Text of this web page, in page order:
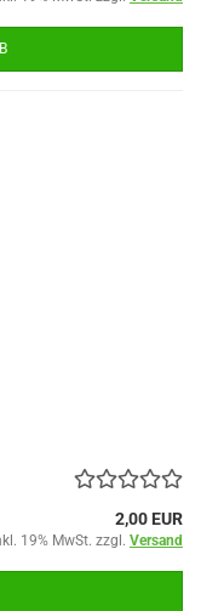
2,00 EUR
19% MwSt. zzgl. Versand